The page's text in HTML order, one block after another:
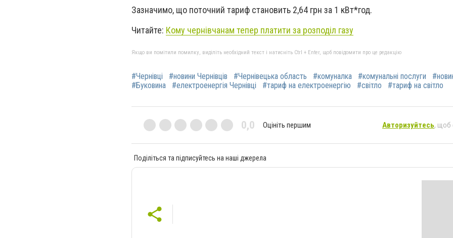
Зазначимо, що поточний тариф становить 2,64 грн за 1 кВт*год.
Читайте: Кому чернівчанам тепер платити за розподіл газу
Якщо ви помітили помилку, виділіть необхідний текст і натисніть Ctrl + Enter, щоб повідомити про це редакцію
#Чернівці #новини Чернівців #Чернівецька область #комуналка #комунальні послуги
#Буковина
#електроенергія Чернівці #тариф на електроенергію #світло #тариф на світло
0,0 Оцініть першим Авторизуйтесь, щоб
Поділіться та підписуйтесь на наші джерела